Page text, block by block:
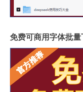
免费可商用字体批